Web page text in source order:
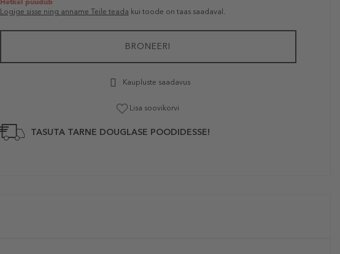
Logige sisse ning anname Teile teada kui toode on taas saadaval.
BRONEERI
Kaupluste saadavus
Lisa soovikorvi
TASUTA TARNE DOUGLASE POODIDESSE!